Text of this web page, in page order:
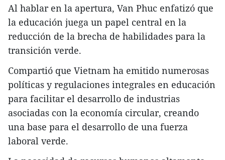
Al hablar en la apertura, Van Phuc enfatizó que
la educación juega un papel central en la
reducción de la brecha de habilidades para la
transición verde.
Compartió que Vietnam ha emitido numerosas
políticas y regulaciones integrales en educación
para facilitar el desarrollo de industrias
asociadas con la economía circular, creando
una base para el desarrollo de una fuerza
laboral verde.